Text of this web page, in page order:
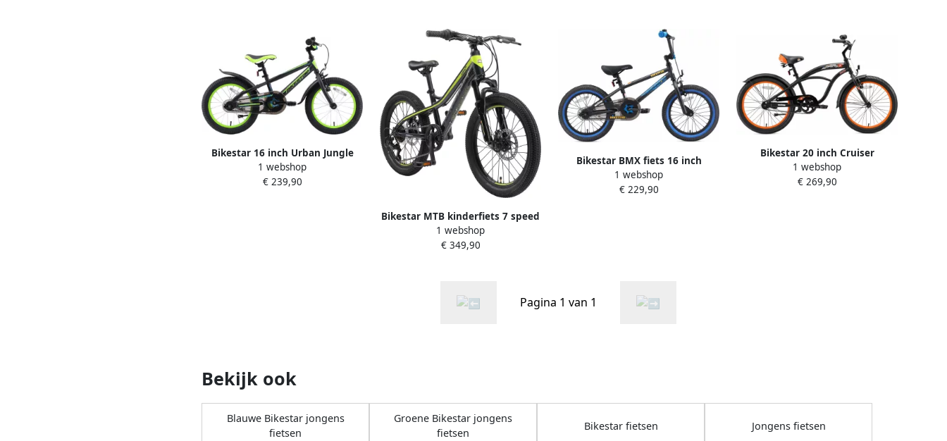
Bikestar 16 inch Urban Jungle
kinderfiets zwart groen
1 webshop
€ 239,90
Bikestar MTB kinderfiets 7 speed
20 inch zwart groen
1 webshop
€ 349,90
Bikestar BMX fiets 16 inch
kinderfiets vanaf 4 jaar 9 5 kg
1 webshop
€ 229,90
Bikestar 20 inch Cruiser
kinderfiets zwart
1 webshop
€ 269,90
Pagina 1 van 1
Bekijk ook
Blauwe Bikestar jongens
fietsen
Groene Bikestar jongens
fietsen
Bikestar fietsen Jongens fietsen